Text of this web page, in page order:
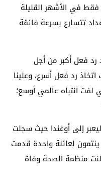
فقط في الأشهر القليلة
تتسارع بسرعة فائقة
رد فعل أكبر من أجل
رد فعل أسرع، وعلينا
لفت انتباه عالمي أوسع؛
إلى أوغندا حيث سجلت
لعائلة واحدة قدمت
منظمة الصحة وفاة